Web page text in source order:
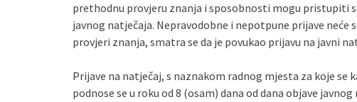
prethodnu provjeru znanja i sposobnosti mogu pristupiti
javnog natječaja. Nepravodobne i nepotpune prijave
provjeri znanja, smatra se da je povukao prijavu na javni
Prijave na natječaj, s naznakom radnog mjesta za koje
podnose se u roku od 8 (osam) dana od dana objave